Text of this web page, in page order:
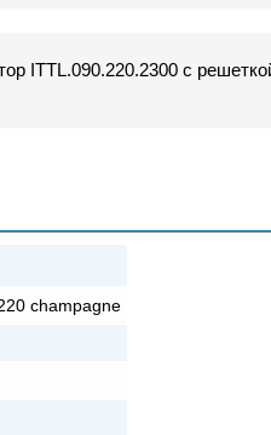
ITTL.090.220.2300 с
champagne